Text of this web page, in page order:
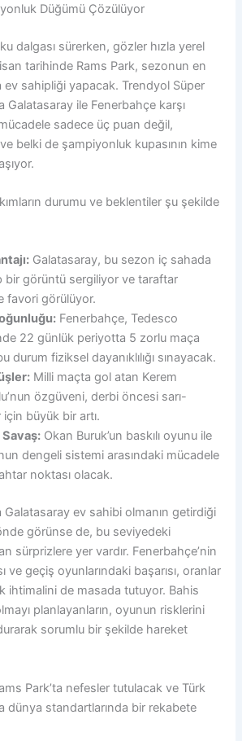
Düğümü Çözülüyor
dalgası sürerken, gözler hızla yerel
tarihinde Rams Park, sezonun en
ev sahipliği yapacak. Trendyol Süper
Galatasaray ile Fenerbahçe karşı
sadece üç puan değil,
belki de şampiyonluk kupasının kime
durumu ve beklentiler şu şekilde
Galatasaray, bu sezon iç sahada
bir görüntü sergiliyor ve taraftar
favori görülüyor.
Fenerbahçe, Tedesco
22 günlük periyotta 5 zorlu maça
durum fiziksel dayanıklılığı sınayacak.
Milli maçta gol atan Kerem
özgüveni, derbi öncesi sarı-
için büyük bir artı.
Okan Buruk’un baskılı oyunu ile
dengeli sistemi arasındaki mücadele
noktası olacak.
Galatasaray ev sahibi olmanın getirdiği
görünse de, bu seviyedeki
sürprizlere yer vardır. Fenerbahçe’nin
ve geçiş oyunlarındaki başarısı, oranlar
ihtimalini de masada tutuyor. Bahis
planlayanların, oyunun risklerini
sorumlu bir şekilde hareket
Park’ta nefesler tutulacak ve Türk
dünya standartlarında bir rekabete